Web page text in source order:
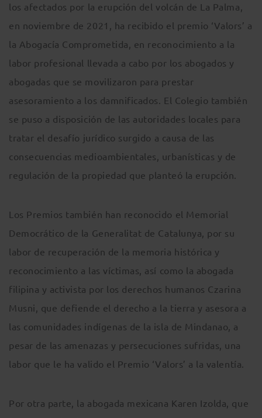
los afectados por la erupción del volcán de La Palma,
en noviembre de 2021, ha recibido el premio ‘Valors’ a
la Abogacía Comprometida, en reconocimiento a la
labor profesional llevada a cabo por los abogados y
abogadas que se movilizaron para prestar
asesoramiento a los damnificados. El Colegio también
se puso a disposición de las autoridades locales para
tratar el desafío jurídico surgido a causa de las
consecuencias medioambientales, urbanísticas y de
regulación de la propiedad que planteó la erupción.
Los Premios también han reconocido el Memorial
Democrático de la Generalitat de Catalunya, por su
labor de recuperación de la memoria histórica y
reconocimiento a las víctimas, así como la abogada
filipina y activista por los derechos humanos Czarina
Musni, que defiende el derecho a la tierra y asesora a
las comunidades indígenas de la isla de Mindanao, a
pesar de las amenazas y persecuciones sufridas, una
labor que le ha valido el Premio ‘Valors’ a la valentía.
Por otra parte, la abogada mexicana Karen Izolda, que